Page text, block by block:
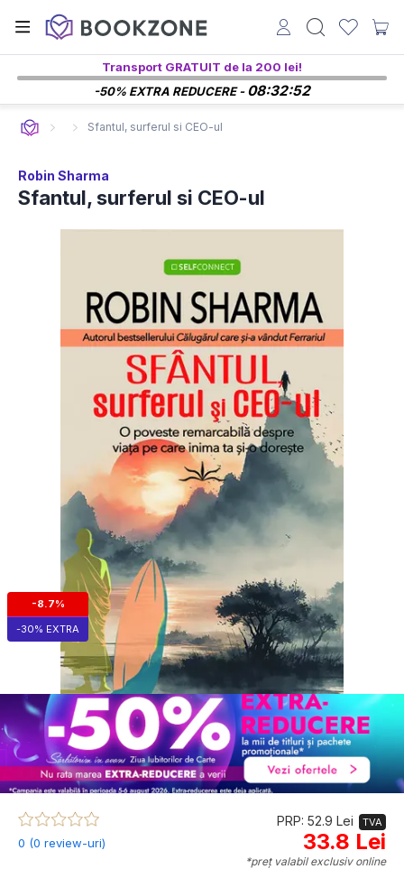
Transport GRATUIT de la 200 lei!
-50% EXTRA REDUCERE -08:32:51
Sfantul, surferul si CEO-ul
Robin Sharma
Sfantul, surferul si CEO-ul
-8.7%
-30% EXTRA
0 (0 review-uri)
PRP: 52.9 Lei TVA
33.8 Lei
*preț valabil exclusiv online